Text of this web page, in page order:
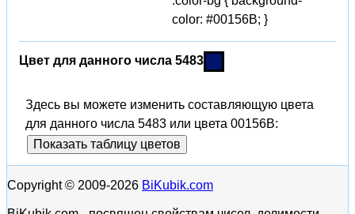
color: #00156B; }
Цвет для данного числа 5483
Здесь вы можете изменить составляющую цвета
для данного числа 5483 или цвета 00156B:
Показать таблицу цветов
Copyright © 2009-2026 BiKubik.com